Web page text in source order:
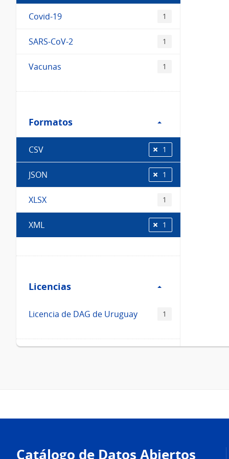
Covid-19 1
SARS-CoV-2 1
Vacunas 1
Formatos
Formatos
CSV 1
JSON 1
XLSX 1
XML 1
Licencias
Licencias
Licencia de DAG de Uruguay 1
Catálogo de Datos Abiertos